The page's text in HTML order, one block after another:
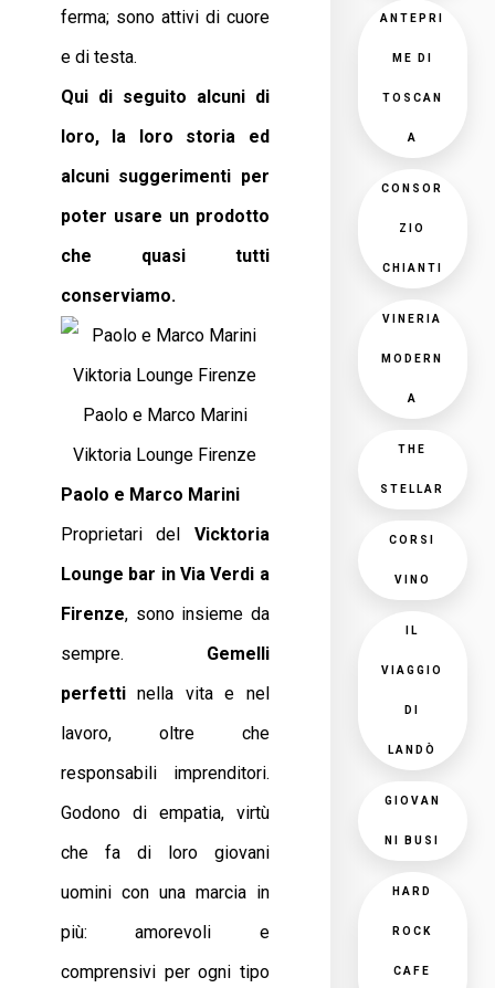
ferma; sono attivi di cuore
e di testa.
Qui di seguito alcuni di
loro, la loro storia ed
alcuni suggerimenti per
poter usare un prodotto
che quasi tutti
conserviamo.
Paolo e Marco Marini
Viktoria Lounge Firenze
Paolo e Marco Marini
Proprietari del Vicktoria
Lounge bar in Via Verdi a
Firenze, sono insieme da
sempre. Gemelli
perfetti nella vita e nel
lavoro, oltre che
responsabili imprenditori.
Godono di empatia, virtù
che fa di loro giovani
uomini con una marcia in
più: amorevoli e
comprensivi per ogni tipo
ANTEPRI
ME DI
TOSCAN
A
CONSOR
ZIO
CHIANTI
VINERIA
MODERN
A
THE
STELLAR
CORSI
VINO
IL
VIAGGIO
DI
LANDÒ
GIOVAN
NI BUSI
HARD
ROCK
CAFE